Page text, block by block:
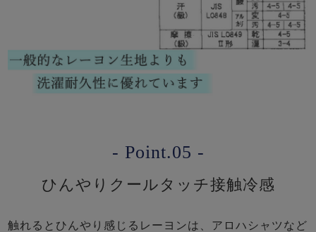
- Point.05 -
ひんやりクールタッチ接触冷感
触れるとひんやり感じるレーヨンは、アロハシャツなど